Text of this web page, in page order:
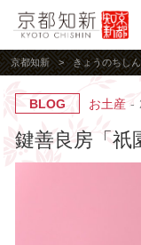
京都知新 きょうのちしん
BLOG お土産
鍵善良房「祇